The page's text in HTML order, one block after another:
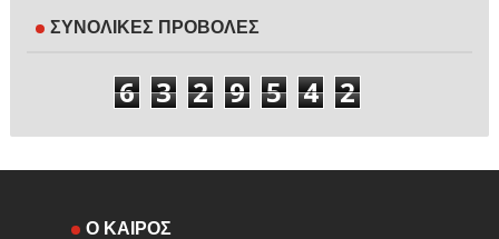
ΣΥΝΟΛΙΚΕΣ ΠΡΟΒΟΛΕΣ
6 3 2 9 5 4 2
Ο ΚΑΙΡΟΣ